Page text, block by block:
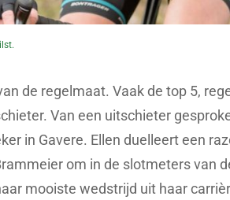
de regelmaat. Vaak de top 5,
Van een uitschieter
in Gavere. Ellen duelleert een
om in de slotmeters van
mooiste wedstrijd uit haar